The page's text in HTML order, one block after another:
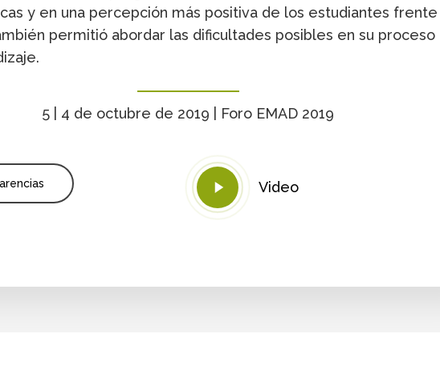
y en una percepción más positiva de los estudiantes frente
permitió abordar las dificultades posibles en su proceso
5 | 4 de octubre de 2019 | Foro EMAD 2019
Play
Video
Video